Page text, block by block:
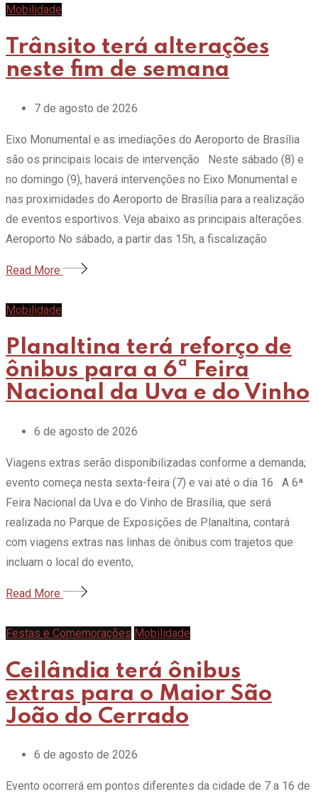
Mobilidade
Trânsito terá alterações
neste fim de semana
7 de agosto de 2026
Eixo Monumental e as imediações do Aeroporto de Brasília
são os principais locais de intervenção Neste sábado (8) e
no domingo (9), haverá intervenções no Eixo Monumental e
nas proximidades do Aeroporto de Brasília para a realização
de eventos esportivos. Veja abaixo as principais alterações.
Aeroporto No sábado, a partir das 15h, a fiscalização
Read More
Mobilidade
Planaltina terá reforço de
ônibus para a 6ª Feira
Nacional da Uva e do Vinho
6 de agosto de 2026
Viagens extras serão disponibilizadas conforme a demanda;
evento começa nesta sexta-feira (7) e vai até o dia 16 A 6ª
Feira Nacional da Uva e do Vinho de Brasília, que será
realizada no Parque de Exposições de Planaltina, contará
com viagens extras nas linhas de ônibus com trajetos que
incluam o local do evento,
Read More
Festas e Comemorações Mobilidade
Ceilândia terá ônibus
extras para o Maior São
João do Cerrado
6 de agosto de 2026
Evento ocorrerá em pontos diferentes da cidade de 7 a 16 de